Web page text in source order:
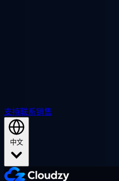
支持联系销售
中文